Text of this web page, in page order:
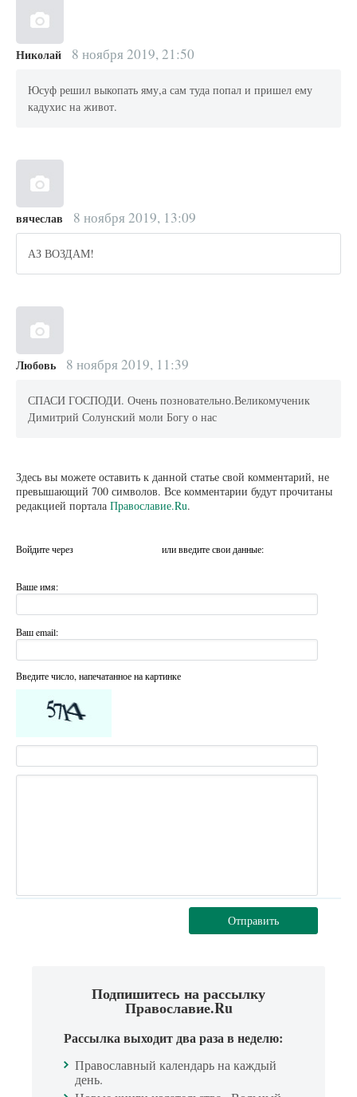
Николай 8 ноября 2019, 21:50
Юсуф решил выкопать яму,а сам туда попал и пришел ему
кадухис на живот.
вячеслав 8 ноября 2019, 13:09
АЗ ВОЗДАМ!
Любовь 8 ноября 2019, 11:39
СПАСИ ГОСПОДИ. Очень позновательно.Великомученик
Димитрий Солунский моли Богу о нас
Здесь вы можете оставить к данной статье свой комментарий, не
превышающий 700 символов. Все комментарии будут прочитаны
редакцией портала Православие.Ru.
Войдите через или введите свои данные:
Ваше имя:
Ваш email:
Введите число, напечатанное на картинке
Отправить
Подпишитесь на рассылку
Православие.Ru
Рассылка выходит два раза в неделю:
Православный календарь на каждый
день.